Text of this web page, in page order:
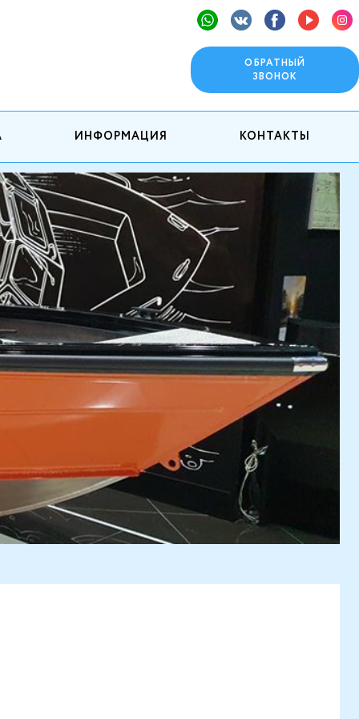
ОБРАТНЫЙ
ЗВОНОК
ИНФОРМАЦИЯ КОНТАКТЫ